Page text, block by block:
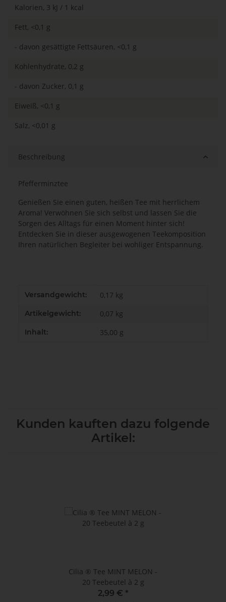
Kalorien, 3 kJ / 1 kcal
Fett, <0,1 g
- davon gesättigte Fettsäuren, <0,1 g
Kohlenhydrate, 0,2 g
- davon Zucker, 0,1 g
Eiweiß, <0,1 g
Salz, <0,01 g
Beschreibung
Pfefferminztee
Genießen Sie einen guten, heißen Tee mit herrlichem
Aroma! Verwöhnen Sie sich selbst und lassen Sie die
Sorgen des Alltags für einen Moment hinter sich!
Entdecken Sie in dieser ausgewogenen Teekomposition
Ihren natürlichen Begleiter bei wohliger Entspannung.
Produkteigenschaft
Wert
Versandgewicht: 0,17 kg
Artikelgewicht: 0,07 kg
Inhalt: 35,00 g
Kunden kauften dazu folgende
Artikel:
Cilia ® Tee MINT MELON -
20 Teebeutel à 2 g
2,99 € *